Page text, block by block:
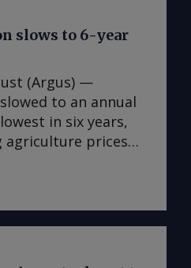
slows to 6-year
(Argus) —
to an annual
in six years,
agriculture prices
The
(CPI) eased from
agency Inegi.